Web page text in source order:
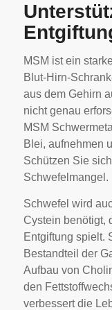
MSM ist ein
Blut-Hirn-
aus dem Gehirn
nicht genau
MSM
Blei, aufnehmen
Schützen Sie
Schwefelmangel.
Schwefel wird
Cystein benötigt,
Entgiftung spielt.
Bestandteil der
Aufbau von
den
verbessert die